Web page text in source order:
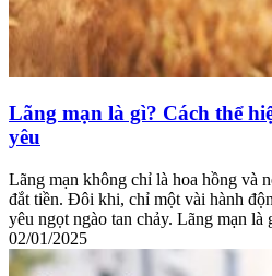
Lãng mạn là gì? Cách thể
yêu
Lãng mạn không chỉ là hoa hồng và
đắt tiền. Đôi khi, chỉ một vài hành
yêu ngọt ngào tan chảy. Lãng mạn
02/01/2025